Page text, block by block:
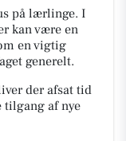
på lærlinge. I
kan være en
en vigtig
generelt.
der afsat tid
tilgang af nye